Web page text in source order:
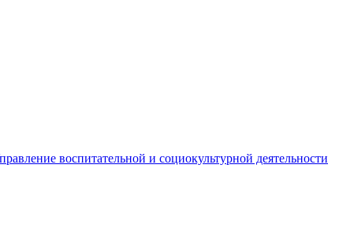
воспитательной и социокультурной деятельности